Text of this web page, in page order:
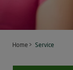
Home Service